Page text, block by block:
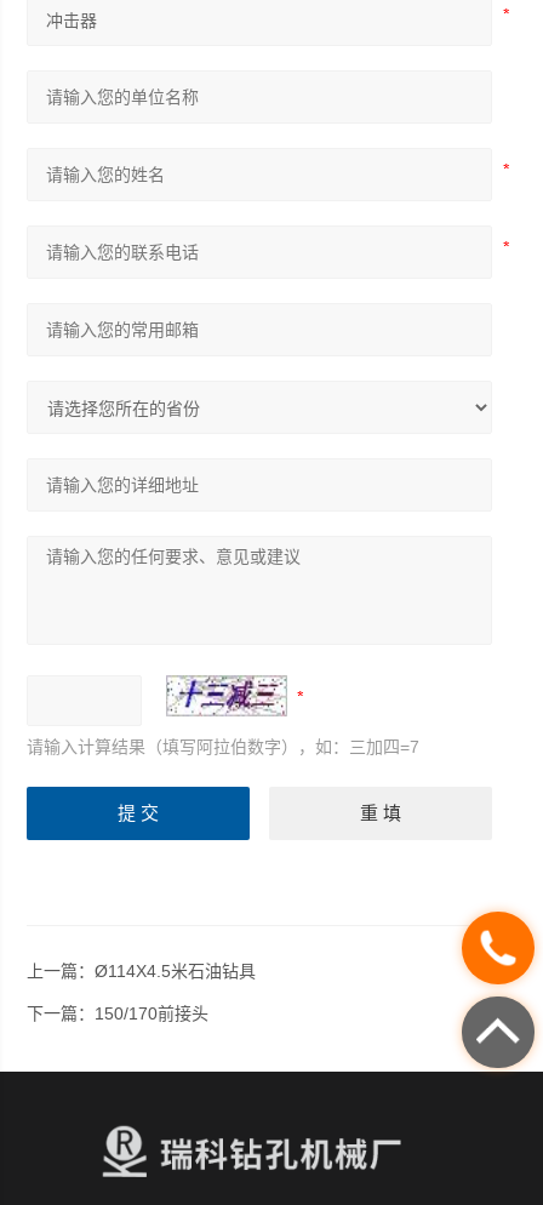
请输入计算结果（填写阿拉伯数字），如：三加四=7
上一篇：Ø114X4.5米石油钻具
下一篇： 150/170前接头